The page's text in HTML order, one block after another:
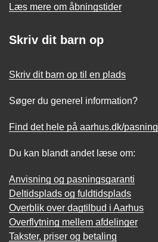
Læs mere om åbningstider
Skriv dit barn op
Skriv dit barn op til en plads
Søger du generel information?
Find det hele på aarhus.dk/pasning
Du kan blandt andet læse om:
Anvisning og pasningsgaranti
Deltidsplads og fuldtidsplads
Overblik over dagtilbud i Aarhus
Overflytning mellem afdelinger
Takster, priser og betaling